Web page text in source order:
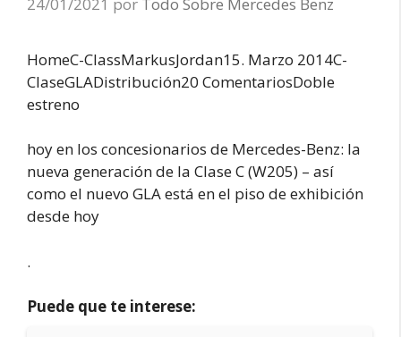
HomeC-ClassMarkusJordan15. Marzo 2014C-
ClaseGLADistribución20 ComentariosDoble
estreno
hoy en los concesionarios de Mercedes-Benz: la
nueva generación de la Clase C (W205) – así
como el nuevo GLA está en el piso de exhibición
desde hoy
.
Puede que te interese: